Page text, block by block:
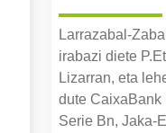
Larrazabal-
irabazi diete
Lizarran, eta
dute CaixaBank
Serie Bn, Jaka-